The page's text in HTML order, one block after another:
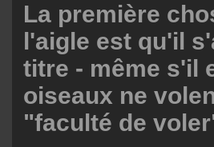
La première
l'aigle est qu'il
titre - même s'il
oiseaux ne
"faculté de